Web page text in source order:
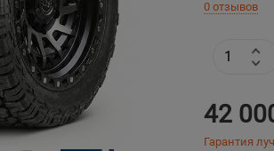
0 отзывов
42
Гарантия